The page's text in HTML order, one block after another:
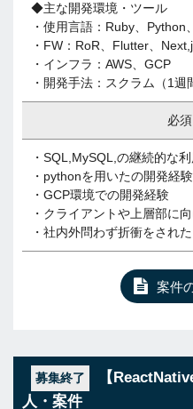
◆主な開発環境・ツール
・使用言語：Ruby、Python
・FW：RoR、Flutter、
・インフラ：AWS、GCP
・開発手法：スクラム（1週
必
・SQL,MySQL,の継続的な
・pythonを用いたの開発経験
・GCP環境での開発経験
・クライアントや上層部に
・社内外問わず折衝をされ
案件
募集終了
【
人・案件